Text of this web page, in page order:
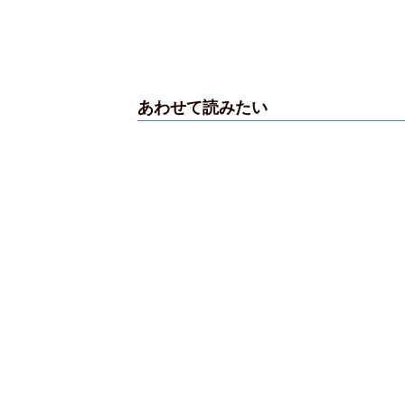
あわせて読みたい
KEIKO撮り下ろしイ
ンタビューフォト
3rd写真集『ヨー
ダ』公開カット